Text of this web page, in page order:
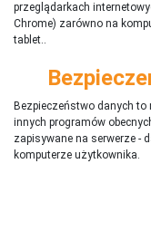
przeglądarkach
Chrome) zarówno na
tablet..
Bezpieczeństwo danych
innych programów
zapisywane na serwerze -
komputerze użytkownika.